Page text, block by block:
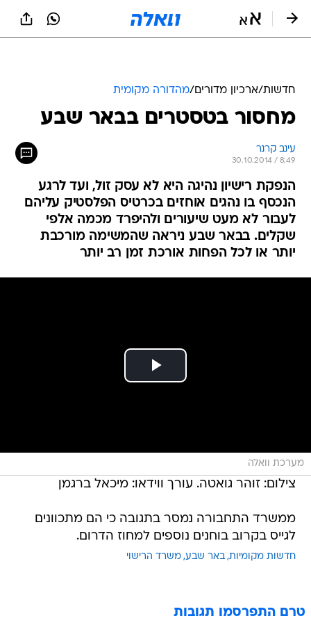
חדשות/ארכיון מדורים/מהדורה מקומית
מחסור בטסטרים בבאר שבע
עינב קרנר
30.10.2014 / 8:49
הנפקת רישיון נהיגה היא לא עסק זול, ועד לרגע
הנכסף בו נהגים אוחזים בכרטיס הפלסטיק עליהם
לעבור לא מעט שיעורים ולהיפרד מכמה אלפי
שקלים. בבאר שבע ניראה שהמשימה מורכבת
יותר או לכל הפחות אורכת זמן רב יותר
מערכת וואלה
צילום: זוהר גואטה. עורך ווידאו: מיכאל ברגמן
ממשרד התחבורה נמסר בתגובה כי הם מתכוונים
לגייס בקרוב בוחנים נוספים למחוז הדרום.
חדשות מקומיות באר שבע משרד הרישוי
טרם התפרסמו תגובות